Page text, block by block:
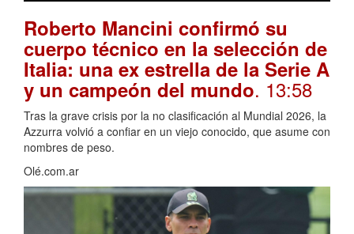
Roberto Mancini confirmó su
cuerpo técnico en la selección de
Italia: una ex estrella de la Serie A
y un campeón del mundo. 13:58
Tras la grave crisis por la no clasificación al Mundial 2026, la
Azzurra volvió a confiar en un viejo conocido, que asume con
nombres de peso.
Olé.com.ar